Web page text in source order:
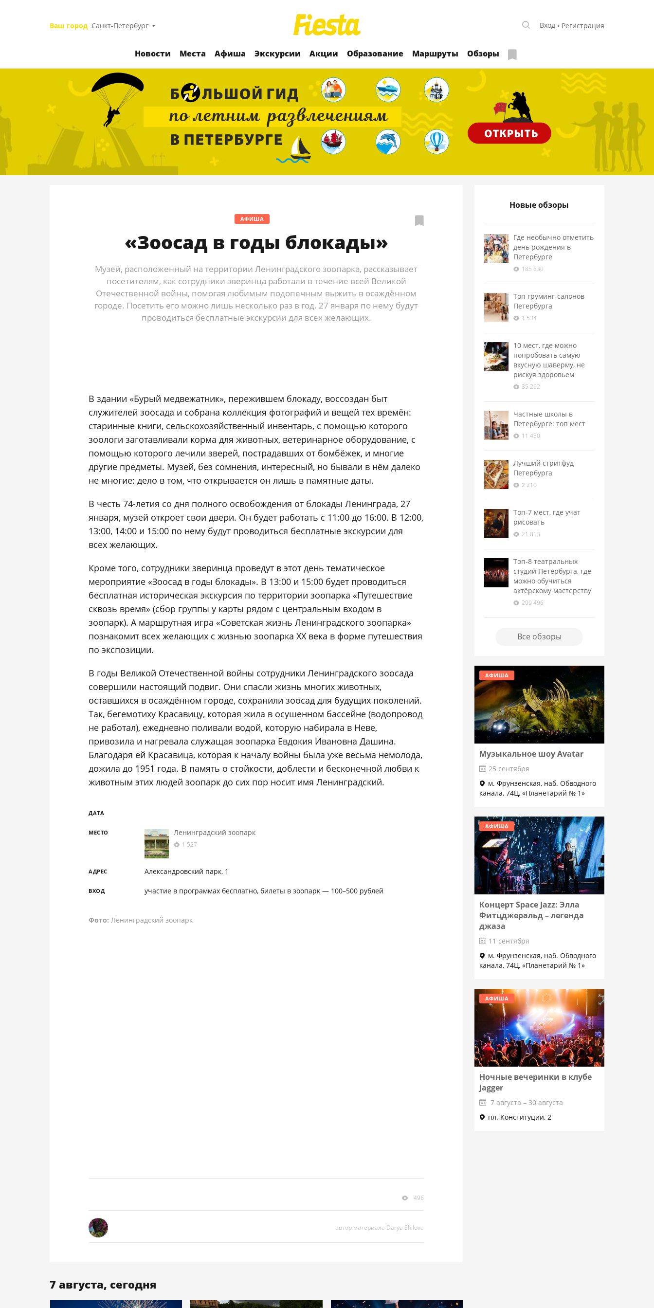
Ваш город Санкт-Петербург Вход Регистрация
Новости Места Афиша Экскурсии Акции Образование Маршруты Обзоры
АФИША
«Зоосад в годы блокады»
Музей, расположенный на территории Ленинградского зоопарка, рассказывает
посетителям, как сотрудники зверинца работали в течение всей Великой
Отечественной войны, помогая любимым подопечным выжить в осаждённом
городе. Посетить его можно лишь несколько раз в год. 27 января по нему будут
проводиться бесплатные экскурсии для всех желающих.
В здании «Бурый медвежатник», пережившем блокаду, воссоздан быт
служителей зоосада и собрана коллекция фотографий и вещей тех времён:
старинные книги, сельскохозяйственный инвентарь, с помощью которого
зоологи заготавливали корма для животных, ветеринарное оборудование, с
помощью которого лечили зверей, пострадавших от бомбёжек, и многие
другие предметы. Музей, без сомнения, интересный, но бывали в нём далеко
не многие: дело в том, что открывается он лишь в памятные даты.
В честь 74-летия со дня полного освобождения от блокады Ленинграда, 27
января, музей откроет свои двери. Он будет работать с 11:00 до 16:00. В 12:00,
13:00, 14:00 и 15:00 по нему будут проводиться бесплатные экскурсии для
всех желающих.
Кроме того, сотрудники зверинца проведут в этот день тематическое
мероприятие «Зоосад в годы блокады». В 13:00 и 15:00 будет проводиться
бесплатная историческая экскурсия по территории зоопарка «Путешествие
сквозь время» (сбор группы у карты рядом с центральным входом в
зоопарк). А маршрутная игра «Советская жизнь Ленинградского зоопарка»
познакомит всех желающих с жизнью зоопарка XX века в форме путешествия
по экспозиции.
В годы Великой Отечественной войны сотрудники Ленинградского зоосада
совершили настоящий подвиг. Они спасли жизнь многих животных,
оставшихся в осаждённом городе, сохранили зоосад для будущих поколений.
Так, бегемотиху Красавицу, которая жила в осушенном бассейне (водопровод
не работал), ежедневно поливали водой, которую набирала в Неве,
привозила и нагревала служащая зоопарка Евдокия Ивановна Дашина.
Благодаря ей Красавица, которая к началу войны была уже весьма немолода,
дожила до 1951 года. В память о стойкости, доблести и бесконечной любви к
животным этих людей зоопарк до сих пор носит имя Ленинградский.
ДАТА
МЕСТО Ленинградский зоопарк
1 527
АДРЕС Александровский парк, 1
ВХОД участие в программах бесплатно, билеты в зоопарк — 100–500 рублей
Фото:Ленинградский зоопарк
496
автор материала Darya Shilova
7 августа, сегодня
Новые обзоры
Где необычно отметить
день рождения в
Петербурге
185 630
Топ груминг-салонов
Петербурга
1 534
10 мест, где можно
попробовать самую
вкусную шаверму, не
рискуя здоровьем
35 262
Частные школы в
Петербурге: топ мест
11 430
Лучший стритфуд
Петербурга
2 210
Топ-7 мест, где учат
рисовать
21 813
Топ-8 театральных
студий Петербурга, где
можно обучиться
актёрскому мастерству
209 496
Все обзоры
АФИША
Музыкальное шоу Avatar
25 сентября
м. Фрунзенская, наб. Обводного
канала, 74Ц, «Планетарий № 1»
Подробнее
АФИША
Концерт Space Jazz: Элла
Фитцджеральд – легенда
джаза
11 сентября
м. Фрунзенская, наб. Обводного
канала, 74Ц, «Планетарий № 1»
Подробнее
АФИША
Ночные вечеринки в клубе
Jagger
7 августа – 30 августа
пл. Конституции, 2